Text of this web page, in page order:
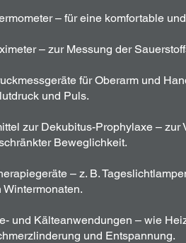
– für eine komfortable
– zur Messung der
für Oberarm und
und Puls.
zur Dekubitus-Prophylaxe –
Beweglichkeit.
– z. B.
Wintermonaten.
und Kälteanwendungen – wie
und Entspannung.